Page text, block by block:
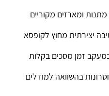
ומארזים מקוריים
זמן מסכים בקלות
בהשוואה למודלים